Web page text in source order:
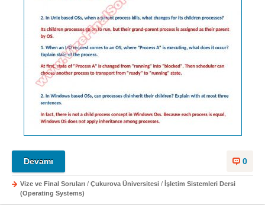
0
Devamı
Vize ve Final Soruları / Çukurova Üniversitesi / İşletim Sistemleri Dersi
(Operating Systems)